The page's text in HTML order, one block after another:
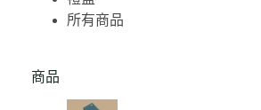
所有商品
商品